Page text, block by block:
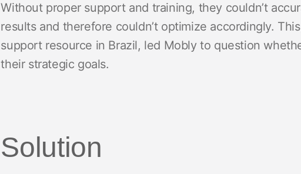
Without proper support and training, they couldn’t
results and therefore couldn’t optimize accordingly.
support resource in Brazil, led Mobly to question
their strategic goals.
Solution